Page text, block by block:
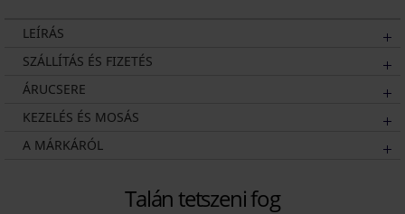
LEÍRÁS
SZÁLLÍTÁS ÉS FIZETÉS
ÁRUCSERE
KEZELÉS ÉS MOSÁS
A MÁRKÁRÓL
Talán tetszeni fog